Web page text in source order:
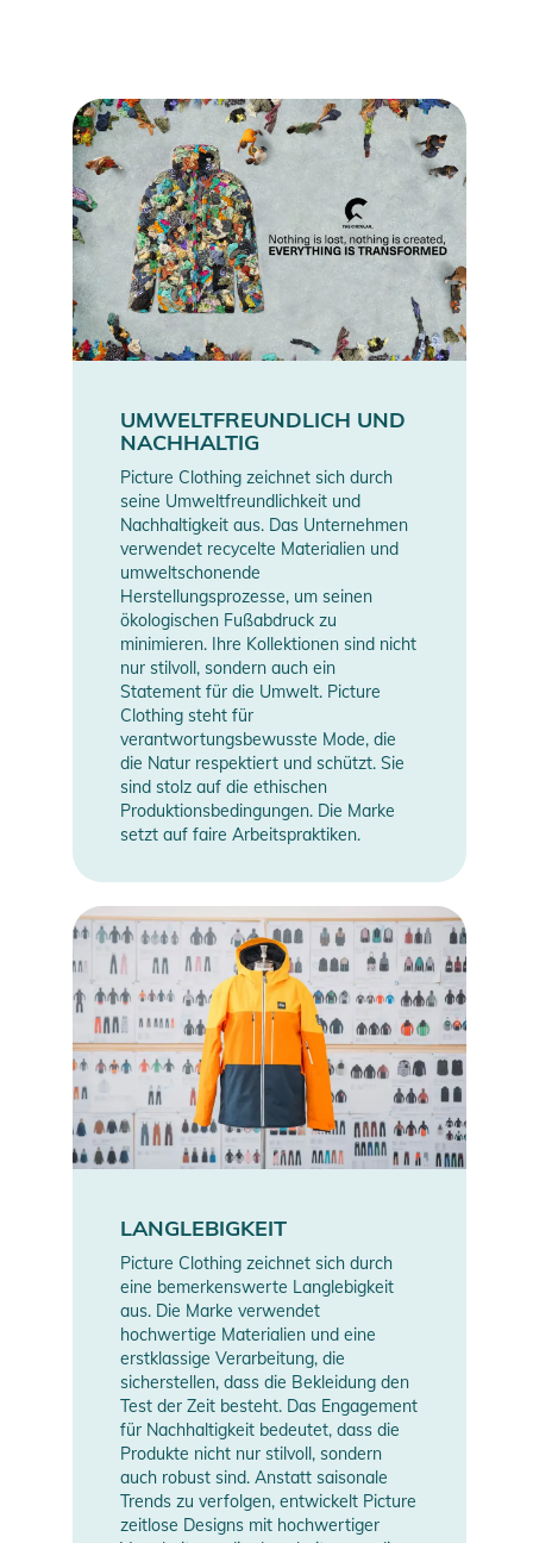
- Fit: Straight
- Membran: 20K/20K
- Futter: Coremax lining tricot 100 gr/m2
- Fütterung: Recycled Thermal STD 40 gr/m2
- Gamaschen
- Handwärmtaschen mit Zipper und Abdeckklappe
- Ergonomische Konstruktion an Taille und Knien
- Druckknöpfe an den Knöchelbündchen
- Bein-Öffnungen mit wasserdichten Zippern
- Gürtelschlaufen
- Elastischer Schneefang
Produktinformationen und
Sicherheitshinweise
Gebrauchsanweisungen, Sicherheitshinweise und Warnungen
finden Sie direkt am Produkt.
UMWELTFREUNDLICH UND
NACHHALTIG
Picture Clothing zeichnet sich durch
seine Umweltfreundlichkeit und
Nachhaltigkeit aus. Das Unternehmen
verwendet recycelte Materialien und
umweltschonende
Herstellungsprozesse, um seinen
ökologischen Fußabdruck zu
minimieren. Ihre Kollektionen sind nicht
nur stilvoll, sondern auch ein
Statement für die Umwelt. Picture
Clothing steht für
verantwortungsbewusste Mode, die
die Natur respektiert und schützt. Sie
sind stolz auf die ethischen
Produktionsbedingungen. Die Marke
setzt auf faire Arbeitspraktiken.
LANGLEBIGKEIT
Picture Clothing zeichnet sich durch
eine bemerkenswerte Langlebigkeit
aus. Die Marke verwendet
hochwertige Materialien und eine
erstklassige Verarbeitung, die
sicherstellen, dass die Bekleidung den
Test der Zeit besteht. Das Engagement
für Nachhaltigkeit bedeutet, dass die
Produkte nicht nur stilvoll, sondern
auch robust sind. Anstatt saisonale
Trends zu verfolgen, entwickelt Picture
zeitlose Designs mit hochwertiger